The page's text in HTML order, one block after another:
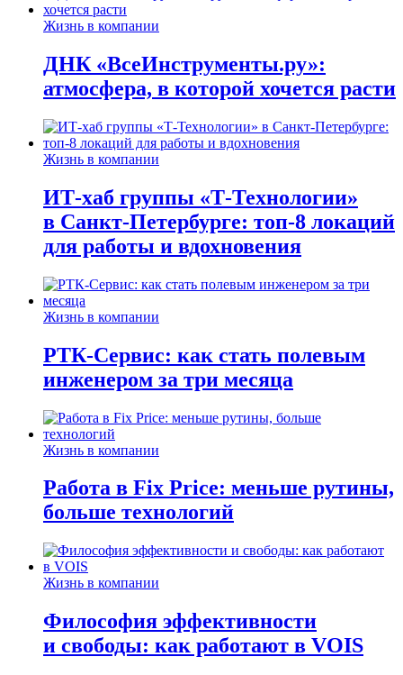
Жизнь в компании
ДНК «ВсеИнструменты.ру»:
атмосфера, в которой хочется расти
Жизнь в компании
ИТ-хаб группы «Т-Технологии»
в Санкт-Петербурге: топ-8 локаций
для работы и вдохновения
Жизнь в компании
РТК-Сервис: как стать полевым
инженером за три месяца
Жизнь в компании
Работа в Fix Price: меньше рутины,
больше технологий
Жизнь в компании
Философия эффективности
и свободы: как работают в VOIS